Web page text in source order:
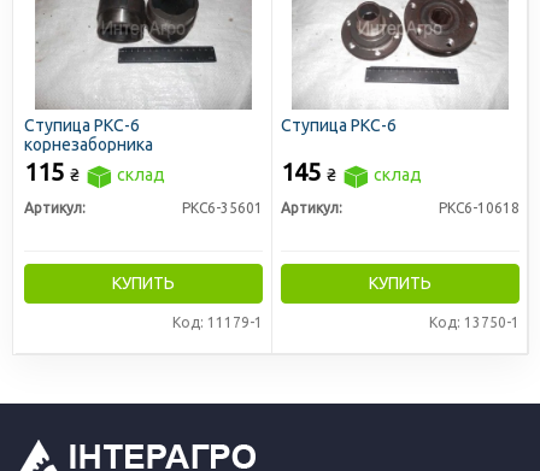
Ступица РКС-6
корнезаборника
115 ₴ склад
Артикул: РКС6-35601
КУПИТЬ
Код: 11179-1
Ступица РКС-6
145 ₴ склад
Артикул: РКС6-10618
КУПИТЬ
Код: 13750-1